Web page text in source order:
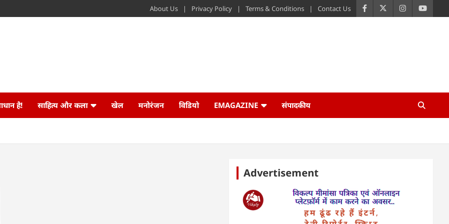
About Us Privacy Policy Terms & Conditions Contact Us
है! साहित्य और कला खेल मनोरंजन विडियो EMAGAZINE संपादकीय
Advertisement